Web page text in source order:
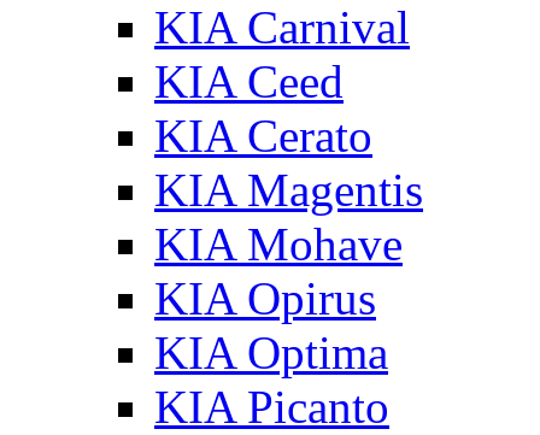
KIA Carnival
KIA Ceed
KIA Cerato
KIA Magentis
KIA Mohave
KIA Opirus
KIA Optima
KIA Picanto